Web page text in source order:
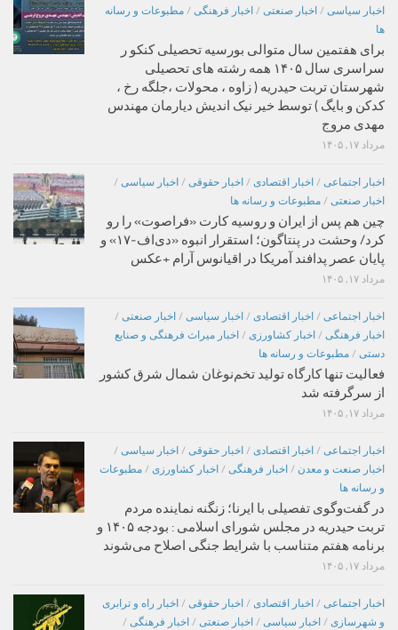
اخبار سیاسی / اخبار صنعتی / اخبار فرهنگی / مطبوعات و رسانه
ها
برای هفتمین سال متوالی بورسیه تحصیلی کنکو ر
سراسری سال ۱۴۰۵ همه رشته های تحصیلی
شهرستان تربت حیدریه ( زاوه ، محولات ،جلگه رخ ،
کدکن و بایگ ) توسط خیر نیک اندیش دیارمان مهندس
مهدی مروج
مرداد ۱۷, ۱۴۰۵
اخبار اجتماعی / اخبار اقتصادی / اخبار حقوقی / اخبار سیاسی /
اخبار صنعتی / مطبوعات و رسانه ها
چین هم پس از ایران و روسیه کارت «فراصوت» را رو
کرد/ وحشت در پنتاگون؛ استقرار انبوه «دی‌اف‑۱۷» و
پایان عصر پدافند آمریکا در اقیانوس آرام +عکس
مرداد ۱۷, ۱۴۰۵
اخبار اجتماعی / اخبار اقتصادی / اخبار سیاسی / اخبار صنعتی /
اخبار فرهنگی / اخبار کشاورزی / اخبار میراث فرهنگی و صنایع
دستی / مطبوعات و رسانه ها
فعالیت تنها کارگاه تولید تخم‌نوغان شمال شرق کشور
از سرگرفته شد
مرداد ۱۷, ۱۴۰۵
اخبار اجتماعی / اخبار اقتصادی / اخبار حقوقی / اخبار سیاسی /
اخبار صنعت و معدن / اخبار فرهنگی / اخبار کشاورزی / مطبوعات
و رسانه ها
در گفت‌وگوی تفصیلی با ایرنا؛ زنگنه نماینده مردم
تربت حیدریه در مجلس شورای اسلامی : بودجه ۱۴۰۵ و
برنامه هفتم متناسب با شرایط جنگی اصلاح می‌شوند
مرداد ۱۷, ۱۴۰۵
اخبار اجتماعی / اخبار اقتصادی / اخبار حقوقی / اخبار راه و ترابری
و شهرسازی / اخبار سیاسی / اخبار صنعتی / اخبار فرهنگی /